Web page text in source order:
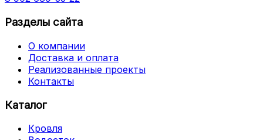
Разделы сайта
О компании
Доставка и оплата
Реализованные проекты
Контакты
Каталог
Кровля